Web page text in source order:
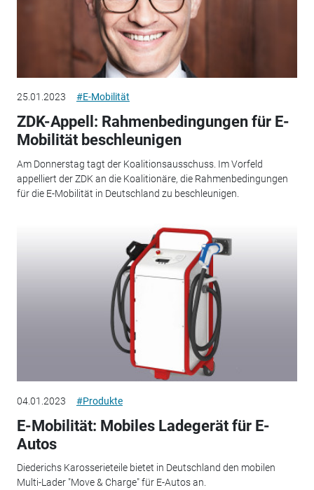
25.01.2023 #E-Mobilität
ZDK-Appell: Rahmenbedingungen für E-
Mobilität beschleunigen
Am Donnerstag tagt der Koalitionsausschuss. Im Vorfeld
appelliert der ZDK an die Koalitionäre, die Rahmenbedingungen
für die E-Mobilität in Deutschland zu beschleunigen.
04.01.2023 #Produkte
E-Mobilität: Mobiles Ladegerät für E-
Autos
Diederichs Karosserieteile bietet in Deutschland den mobilen
Multi-Lader "Move & Charge" für E-Autos an.